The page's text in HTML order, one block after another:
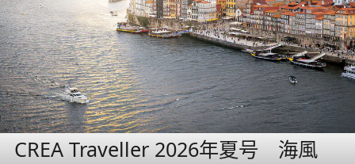
CREA Traveller 2026年夏号 海風